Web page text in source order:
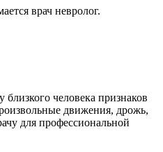
врач невролог.
человека признаков
движения, дрожь,
для профессиональной